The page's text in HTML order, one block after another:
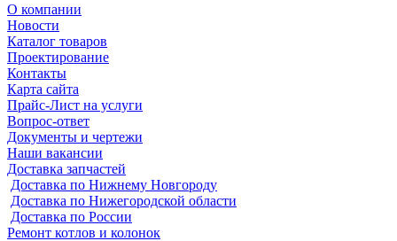
О компании
Новости
Каталог товаров
Проектирование
Контакты
Карта сайта
Прайс-Лист на услуги
Вопрос-ответ
Документы и чертежи
Наши вакансии
Доставка запчастей
Доставка по Нижнему Новгороду
Доставка по Нижегородской области
Доставка по России
Ремонт котлов и колонок